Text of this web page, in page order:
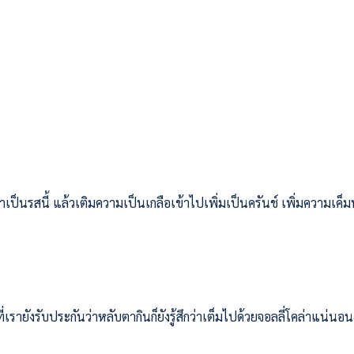
ป็นรสนี้ แล้วเติมความเป็นเกลือเข้าไปเพิ่มเป็นครันช์ เพิ่มความเค็
ายังรับประกันว่าหลับตากินก็ยังรู้สึกว่าเต็มไปด้วยจอลลี่โคล่าแน่นอน